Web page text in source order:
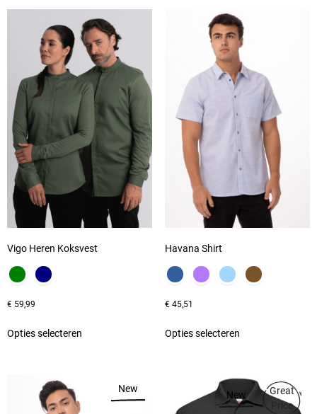
Vigo Heren Koksvest
€ 59,99
Opties selecteren
Havana Shirt
€45,51
Opties selecteren
New
New
Great
Price